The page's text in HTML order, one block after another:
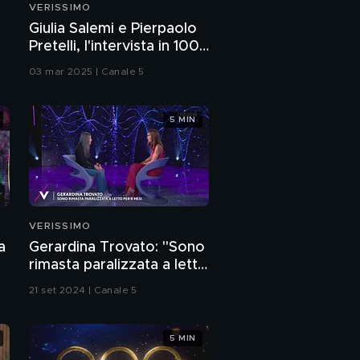
Di Michele per
Pierdavide Carone
Pierdavide Carone:
"Non mi sono mai
arreso"
Pierdavide Carone: "La
mia lotta contro il
Pierdavide Carone:
"Non potrò diventare
ricordo del padre
VERISSIMO
Giulia Salemi e Pierpaolo
Pretelli, l'intervista in 100
03 mar 2025 | Canale 5
VERISSIMO
Gerardina Trovato: "Sono
rimasta paralizzata a letto
per otto mesi"
21 set 2024 | Canale 5
5 MIN
5 MIN